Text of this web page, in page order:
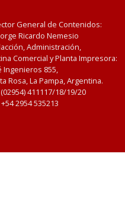
General de Contenidos:
Ricardo Nemesio
Administración,
Comercial y Planta Impresora:
Ingenieros 855,
Rosa, La Pampa, Argentina.
411117/18/19/20
2954 535213